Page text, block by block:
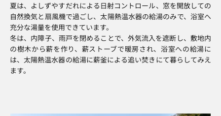
夏は、よしずやすだれによる日射コントロール、窓を開放しての
自然換気と扇風機で過ごし、太陽熱温水器の給湯のみで、浴室へ
充分な湯量を使用できています。
冬は、内障子、雨戸を閉めることで、外気流入を遮断し、敷地内
の樹木から薪を作り、薪ストーブで暖房され、浴室への給湯に
は、太陽熱温水器の給湯に薪釜による追い焚きにて暮らしてみえ
ます。